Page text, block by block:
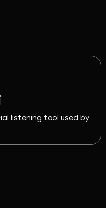
listening tool used by